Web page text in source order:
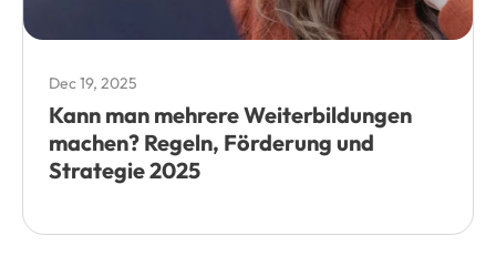
Dec 19, 2025
Kann man mehrere Weiterbildungen
machen? Regeln, Förderung und
Strategie 2025